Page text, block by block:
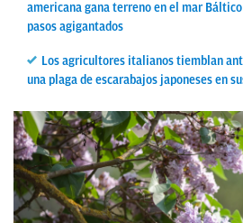
americana gana terreno en el mar
pasos agigantados
Los agricultores italianos tiemblan
una plaga de escarabajos japoneses en